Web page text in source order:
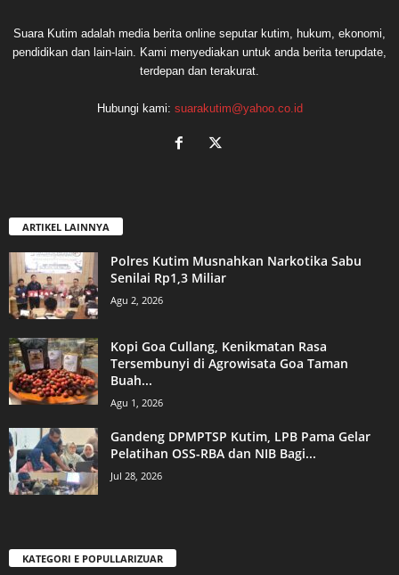
Suara Kutim adalah media berita online seputar kutim, hukum, ekonomi,
pendidikan dan lain-lain. Kami menyediakan untuk anda berita terupdate,
terdepan dan terakurat.
Hubungi kami: suarakutim@yahoo.co.id
ARTIKEL LAINNYA
Polres Kutim Musnahkan Narkotika Sabu
Senilai Rp1,3 Miliar
Agu 2, 2026
Kopi Goa Cullang, Kenikmatan Rasa
Tersembunyi di Agrowisata Goa Taman
Buah...
Agu 1, 2026
Gandeng DPMPTSP Kutim, LPB Pama Gelar
Pelatihan OSS-RBA dan NIB Bagi...
Jul 28, 2026
KATEGORI E POPULLARIZUAR